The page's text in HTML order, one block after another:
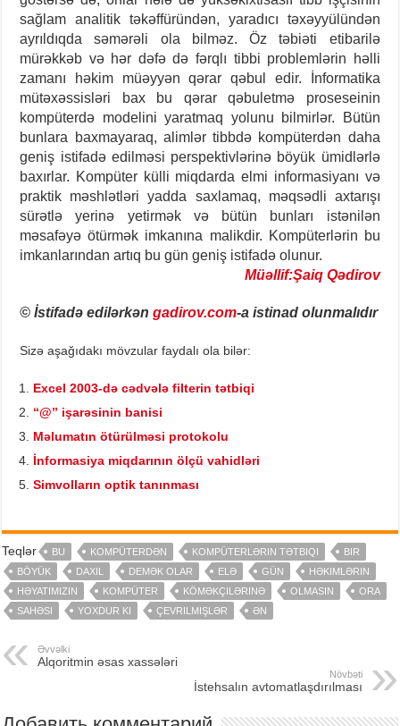
sağlam analitik təkəffüründən, yaradıcı təxəyyülündən
ayrıldıqda səmərəli ola bilməz. Öz təbiəti etibarilə
mürəkkəb və hər dəfə də fərqlı tibbi problemlərin həlli
zamanı həkim müəyyən qərar qəbul edir. İnformatika
mütəxəssisləri bax bu qərar qəbuletmə proseseinin
kompüterdə modelini yaratmaq yolunu bilmirlər. Bütün
bunlara baxmayaraq, alimlər tibbdə kompüterdən daha
geniş istifadə edilməsi perspektivlərinə böyük ümidlərlə
baxırlar. Kompüter külli miqdarda elmi informasiyanı və
praktik məshlətləri yadda saxlamaq, məqsədli axtarışı
sürətlə yerinə yetirmək və bütün bunları istənilən
məsafəyə ötürmək imkanına malikdir. Kompüterlərin bu
imkanlarından artıq bu gün geniş istifadə olunur.
Müəllif:Şaiq Qədirov
© İstifadə edilərkəngadirov.com-a istinad olunmalıdır
Sizə aşağıdakı mövzular faydalı ola bilər:
Excel 2003-də cədvələ filterin tətbiqi
“@” işarəsinin banisi
Məlumatın ötürülməsi protokolu
İnformasiya miqdarının ölçü vahidləri
Simvolların optik tanınması
Teqlər BU KOMPÜTERDƏN KOMPÜTERLƏRIN TƏTBIQI
BIR
BÖYÜK
DAXIL DEMƏK OLAR ELƏ GÜN
HƏKIMLƏRIN
HƏYATIMIZIN
KOMPÜTER KÖMƏKÇILƏRINƏ OLMASIN
ORA
SAHƏSI
YOXDUR KI ÇEVRILMIŞLƏR ƏN
Əvvəlki
Alqoritmin əsas xassələri
Növbəti
İstehsalın avtomatlaşdırılması